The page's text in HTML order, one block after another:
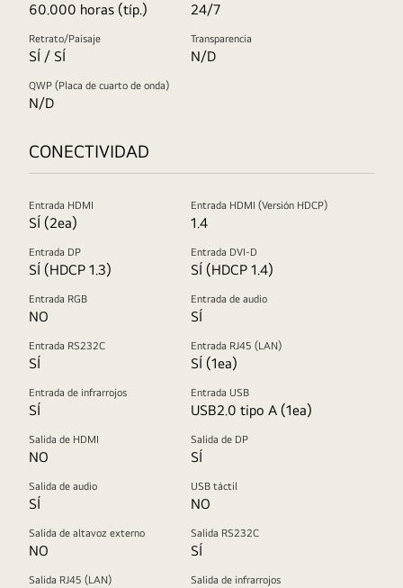
60.000 horas (típ.) 24/7
Retrato/Paisaje
SÍ / SÍ
Transparencia
N/D
QWP (Placa de cuarto de onda)
N/D
CONECTIVIDAD
Entrada HDMI
SÍ (2ea)
Entrada HDMI (Versión HDCP)
1.4
Entrada DP
SÍ (HDCP 1.3)
Entrada DVI-D
SÍ (HDCP 1.4)
Entrada RGB
NO
Entrada de audio
SÍ
Entrada RS232C
SÍ
Entrada RJ45 (LAN)
SÍ (1ea)
Entrada de infrarrojos
SÍ
Entrada USB
USB2.0 tipo A (1ea)
Salida de HDMI
NO
Salida de DP
SÍ
Salida de audio
SÍ
USB táctil
NO
Salida de altavoz externo
NO
Salida RS232C
SÍ
Salida RJ45 (LAN) Salida de infrarrojos